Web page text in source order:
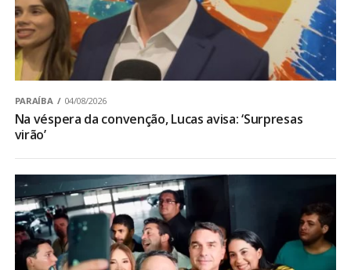
PARAÍBA 04/08/2026
Na véspera da convenção, Lucas avisa: ‘Surpresas
virão’